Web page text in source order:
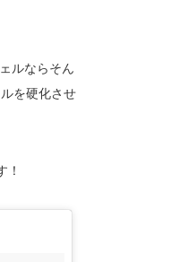
ルならそん
を硬化させ
！